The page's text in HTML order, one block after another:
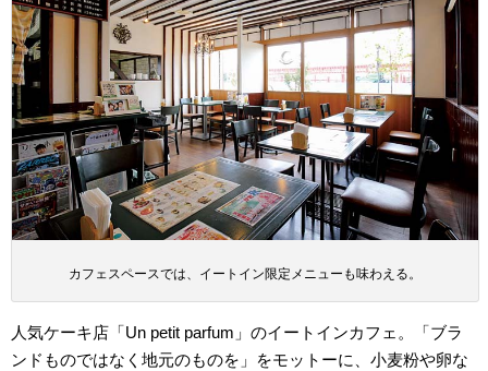
カフェスペースでは、イートイン限定メニューも味わえる。
人気ケーキ店「Un petit parfum」のイートインカフェ。「ブラ
ンドものではなく地元のものを」をモットーに、小麦粉や卵な